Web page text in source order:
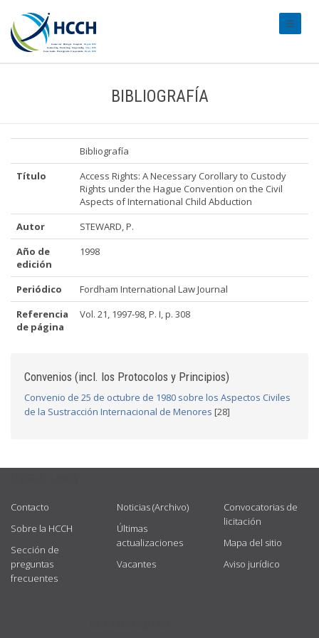
BIBLIOGRAFÍA
Bibliografía
Título
Access Rights: A Necessary Corollary to Custody
Rights under the Hague Convention on the Civil
Aspects of International Child Abduction
Autor
STEWARD, P.
Año de
edición
1998
Periódico
Fordham International Law Journal
Referencia
de página
Vol. 21, 1997-98, P. I, p. 308
Convenios (incl. los Protocolos y Principios)
Convenio de 25 de octubre de 1980 sobre los Aspectos Civiles
de la Sustracción Internacional de Menores [28]
Contacto
Sobre la HCCH
Sección de
preguntas
frecuentes
Noticias (Archivo)
Últimas
actualizaciones
Vacantes
Convocatorias de
licitación
Mapa del sitio
Aviso jurídico